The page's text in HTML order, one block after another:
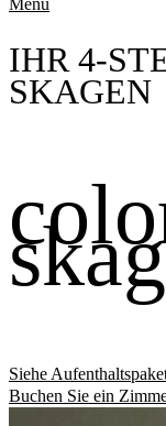
IHR 4-
SKAGEN
Siehe
Buchen Sie ein